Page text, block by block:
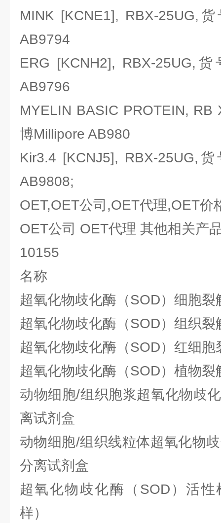
MINK [KCNE1], RBX-25UG,
AB9794
ERG [KCNH2], RBX-25UG,
AB9796
MYELIN BASIC PROTEIN,
博Millipore AB980
Kir3.4 [KCNJ5], RBX-25UG,
AB9808;
OET,OET公司,OET代理,OET价
OET公司 OET代理 其他相关产
10155
名称
超氧化物歧化酶（SOD）细胞
超氧化物歧化酶（SOD）组织
超氧化物歧化酶（SOD）红细
超氧化物歧化酶（SOD）植物
动物细胞/组织胞浆超氧化物歧
离试剂盒
动物细胞/组织线粒体超氧化物
分离试剂盒
超氧化物歧化酶（SOD）活
样）